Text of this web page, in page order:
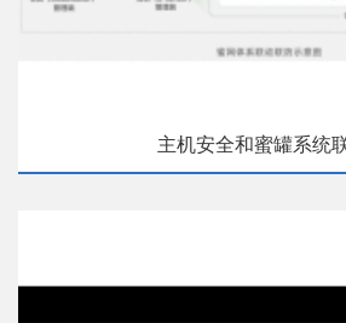
主机安全和蜜罐系统